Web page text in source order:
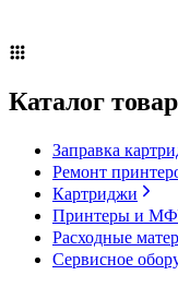
Каталог
Заправка
Ремонт
Картриджи
Принтеры и
Расходные
Сервисное